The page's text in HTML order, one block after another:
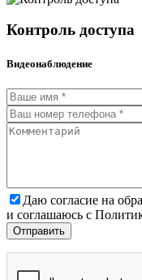
Контроль доступа
Видеонаблюдение
Даю согласие на
и соглашаюсь с